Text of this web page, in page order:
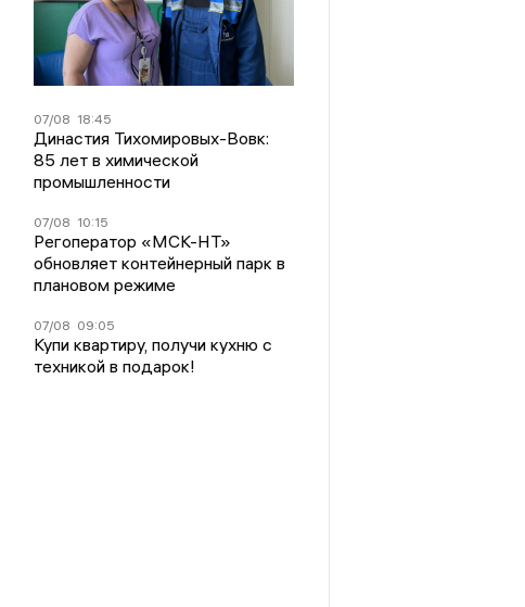
07/08 18:45
Династия Тихомировых-Вовк:
85 лет в химической
промышленности
07/08 10:15
Регоператор «МСК-НТ»
обновляет контейнерный парк в
плановом режиме
07/08 09:05
Купи квартиру, получи кухню с
техникой в подарок!